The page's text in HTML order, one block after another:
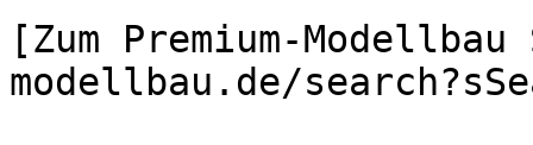
[Zum Premium-
modellbau.de/